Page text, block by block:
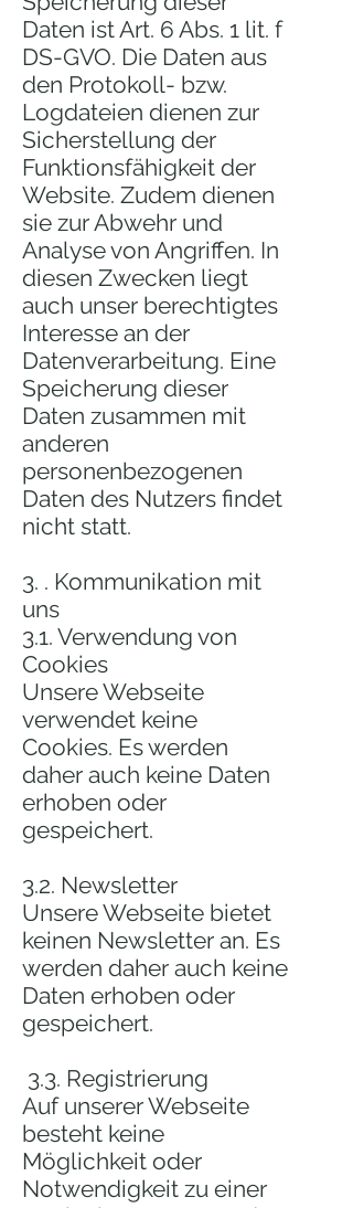
Daten ist Art. 6 Abs. 1 lit. f
DS-GVO. Die Daten aus
den Protokoll- bzw.
Logdateien dienen zur
Sicherstellung der
Funktionsfähigkeit der
Website. Zudem dienen
sie zur Abwehr und
Analyse von Angriffen. In
diesen Zwecken liegt
auch unser berechtigtes
Interesse an der
Datenverarbeitung. Eine
Speicherung dieser
Daten zusammen mit
anderen
personenbezogenen
Daten des Nutzers findet
nicht statt.
3. . Kommunikation mit
uns
3.1. Verwendung von
Cookies
Unsere Webseite
verwendet keine
Cookies. Es werden
daher auch keine Daten
erhoben oder
gespeichert.
3.2. Newsletter
Unsere Webseite bietet
keinen Newsletter an. Es
werden daher auch keine
Daten erhoben oder
gespeichert.
3.3. Registrierung
Auf unserer Webseite
besteht keine
Möglichkeit oder
Notwendigkeit zu einer